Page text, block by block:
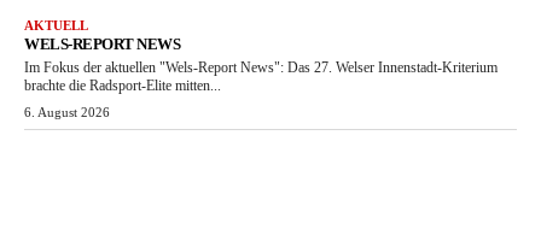
AKTUELL
WELS-REPORT NEWS
Im Fokus der aktuellen "Wels-Report News": Das 27. Welser Innenstadt-Kriterium
brachte die Radsport-Elite mitten...
6. August 2026